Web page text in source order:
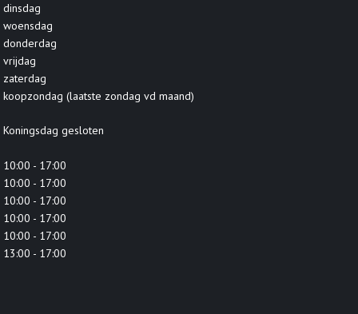
dinsdag
woensdag
donderdag
vrijdag
zaterdag
koopzondag (laatste zondag vd maand)
Koningsdag gesloten
10:00 - 17:00
10:00 - 17:00
10:00 - 17:00
10:00 - 17:00
10:00 - 17:00
13:00 - 17:00